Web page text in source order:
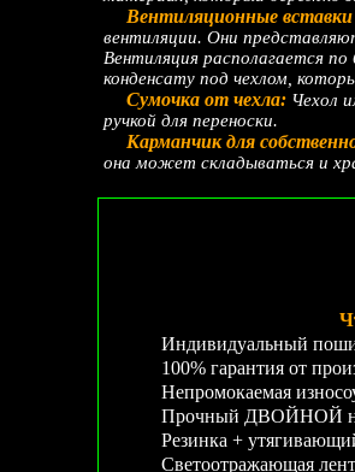
Вентиляционные
вентиляции. Они
Вентиляция располагается
конденсату под чехлом,
Сумочка от чехла: Чехол
ручкой для переноски.
Карманчик для
она может складываться и
Индивидуальный
100% гарантия от
Непромокаемая
Прочный ДВОЙНОЙ
Резинка +
Светоотражающая